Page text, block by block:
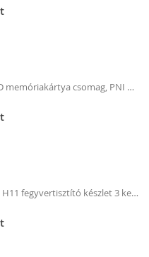
2 db MicroSD memóriakártya csomag, PNI 32GB Class 10, 80 Mb/s, V30, SD adapterekkel
PNI Hunting H11 fegyvertisztító készlet 3 kefével .54 kaliberű fegyverekhez